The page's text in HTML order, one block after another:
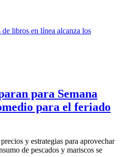
para Semana
para el feriado
y estrategias para aprovechar
de pescados y mariscos se